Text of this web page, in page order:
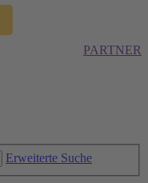
PARTNER
Erweiterte Suche